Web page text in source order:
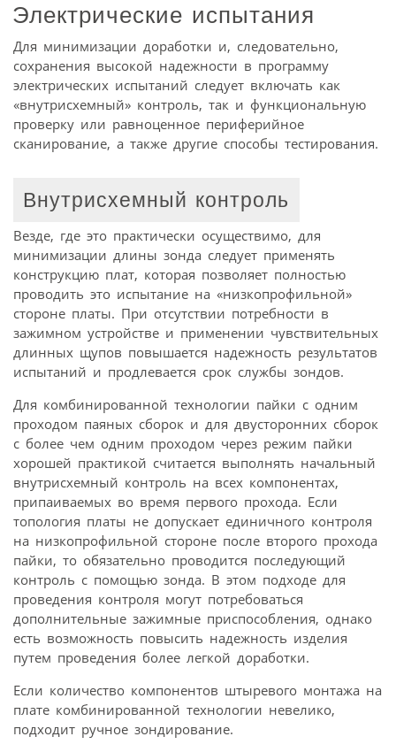
Электрические испытания
Для минимизации доработки и, следовательно,
сохранения высокой надежности в программу
электрических испытаний следует включать как
«внутрисхемный» контроль, так и функциональную
проверку или равноценное периферийное
сканирование, а также другие способы тестирования.
Внутрисхемный контроль
Везде, где это практически осуществимо, для
минимизации длины зонда следует применять
конструкцию плат, которая позволяет полностью
проводить это испытание на «низкопрофильной»
стороне платы. При отсутствии потребности в
зажимном устройстве и применении чувствительных
длинных щупов повышается надежность результатов
испытаний и продлевается срок службы зондов.
Для комбинированной технологии пайки с одним
проходом паяных сборок и для двусторонних сборок
с более чем одним проходом через режим пайки
хорошей практикой считается выполнять начальный
внутрисхемный контроль на всех компонентах,
припаиваемых во время первого прохода. Если
топология платы не допускает единичного контроля
на низкопрофильной стороне после второго прохода
пайки, то обязательно проводится последующий
контроль с помощью зонда. В этом подходе для
проведения контроля могут потребоваться
дополнительные зажимные приспособления, однако
есть возможность повысить надежность изделия
путем проведения более легкой доработки.
Если количество компонентов штыревого монтажа на
плате комбинированной технологии невелико,
подходит ручное зондирование.